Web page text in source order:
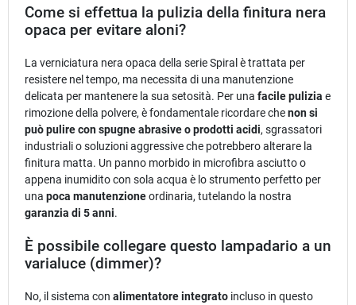
Come si effettua la pulizia della finitura nera
opaca per evitare aloni?
La verniciatura nera opaca della serie Spiral è trattata per
resistere nel tempo, ma necessita di una manutenzione
delicata per mantenere la sua setosità. Per una facile pulizia e
rimozione della polvere, è fondamentale ricordare chenon si
può pulire con spugne abrasive o prodotti acidi, sgrassatori
industriali o soluzioni aggressive che potrebbero alterare la
finitura matta. Un panno morbido in microfibra asciutto o
appena inumidito con sola acqua è lo strumento perfetto per
una poca manutenzioneordinaria, tutelando la nostra
garanzia di 5 anni.
È possibile collegare questo lampadario a un
varialuce (dimmer)?
No, il sistema con alimentatore integrato incluso in questo